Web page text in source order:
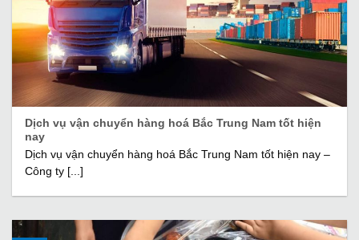
Dịch vụ vận chuyển hàng hoá Bắc Trung Nam tốt hiện
nay
Dịch vụ vận chuyển hàng hoá Bắc Trung Nam tốt hiện nay –
Công ty [...]